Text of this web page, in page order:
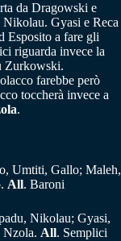
da Dragowski e
Nikolau. Gyasi e Reca
Esposito a fare gli
riguarda invece la
Zurkowski.
farebbe però
toccherà invece a
.
Umtiti, Gallo; Maleh,
All. Baroni
Nikolau; Gyasi,
Nzola. All. Semplici